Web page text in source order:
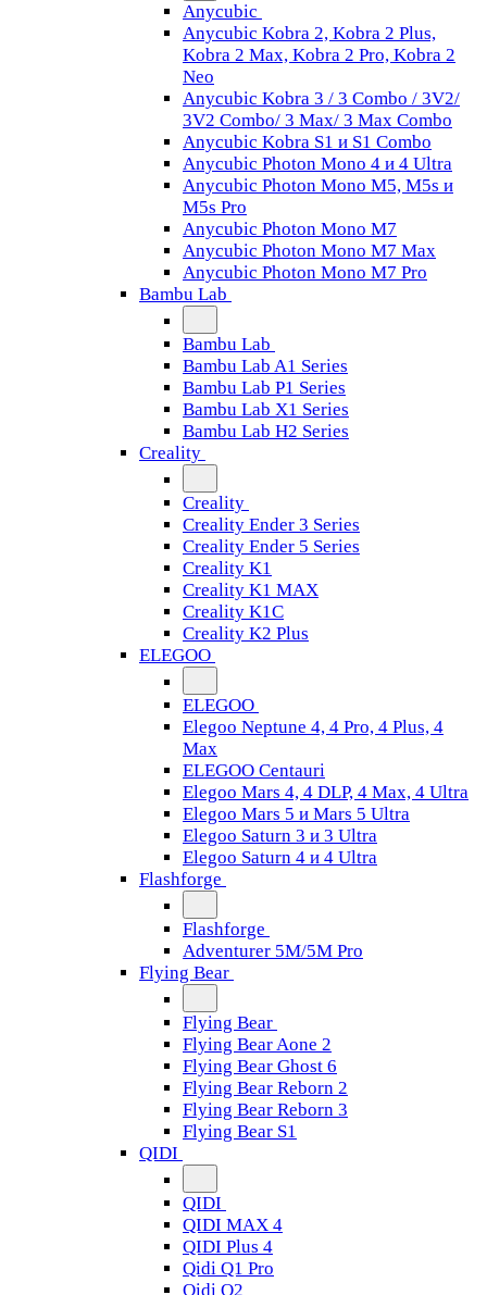
Anycubic
Anycubic Kobra 2, Kobra 2 Plus,
Kobra 2 Max, Kobra 2 Pro, Kobra 2
Neo
Anycubic Kobra 3 / 3 Combo / 3V2/
3V2 Combo/ 3 Max/ 3 Max Combo
Anycubic Kobra S1 и S1 Combo
Anycubic Photon Mono 4 и 4 Ultra
Anycubic Photon Mono M5, M5s и
M5s Pro
Anycubic Photon Mono M7
Anycubic Photon Mono M7 Max
Anycubic Photon Mono M7 Pro
Bambu Lab
Bambu Lab
Bambu Lab A1 Series
Bambu Lab P1 Series
Bambu Lab X1 Series
Bambu Lab H2 Series
Creality
Creality
Creality Ender 3 Series
Creality Ender 5 Series
Creality K1
Creality K1 MAX
Creality K1C
Creality K2 Plus
ELEGOO
ELEGOO
Elegoo Neptune 4, 4 Pro, 4 Plus, 4
Max
ELEGOO Centauri
Elegoo Mars 4, 4 DLP, 4 Max, 4 Ultra
Elegoo Mars 5 и Mars 5 Ultra
Elegoo Saturn 3 и 3 Ultra
Elegoo Saturn 4 и 4 Ultra
Flashforge
Flashforge
Adventurer 5M/5M Pro
Flying Bear
Flying Bear
Flying Bear Aone 2
Flying Bear Ghost 6
Flying Bear Reborn 2
Flying Bear Reborn 3
Flying Bear S1
QIDI
QIDI
QIDI MAX 4
QIDI Plus 4
Qidi Q1 Pro
Qidi Q2